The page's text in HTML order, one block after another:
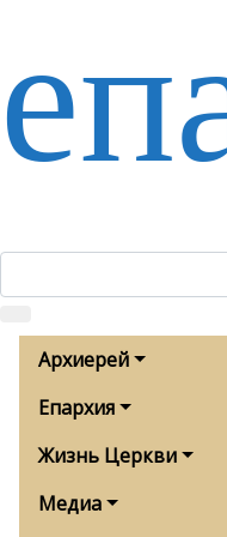
Архиерей
Епархия
Жизнь Церкви
Медиа